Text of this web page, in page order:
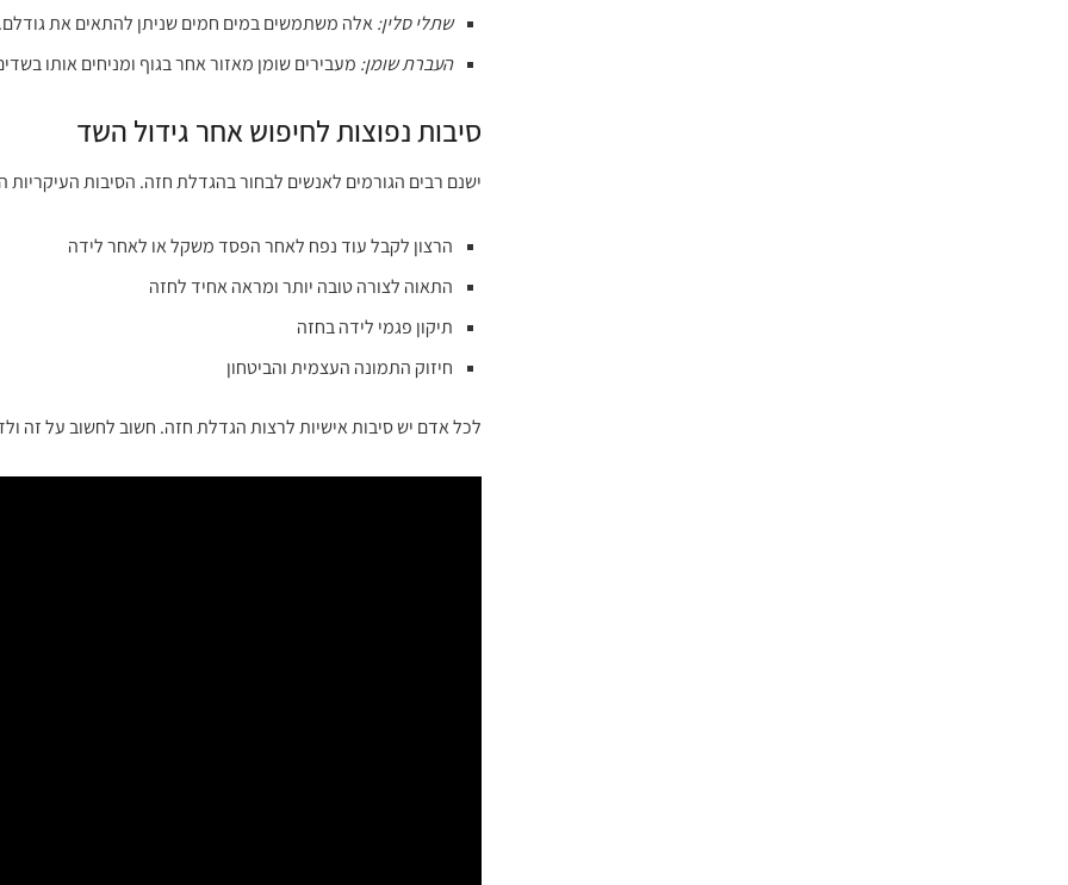
שתלי סלין: אלה משתמשים במים חמים שניתן להתאים את גודלם.
העברת שומן: מעבירים שומן מאזור אחר בגוף ומניחים אותו
סיבות נפוצות לחיפוש אחר גידול השד
ישנם רבים הגורמים לאנשים לבחור בהגדלת חזה. הסיבות העיקריות
הרצון לקבל עוד נפח לאחר הפסד משקל או לאחר לידה
התאוה לצורה טובה יותר ומראה אחיד לחזה
תיקון פגמי לידה בחזה
חיזוק התמונה העצמית והביטחון
לכל אדם יש סיבות אישיות לרצות הגדלת חזה. חשוב לחשוב על זה